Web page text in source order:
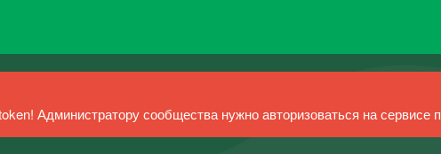
Администратору сообщества нужно авторизоваться на сервисе